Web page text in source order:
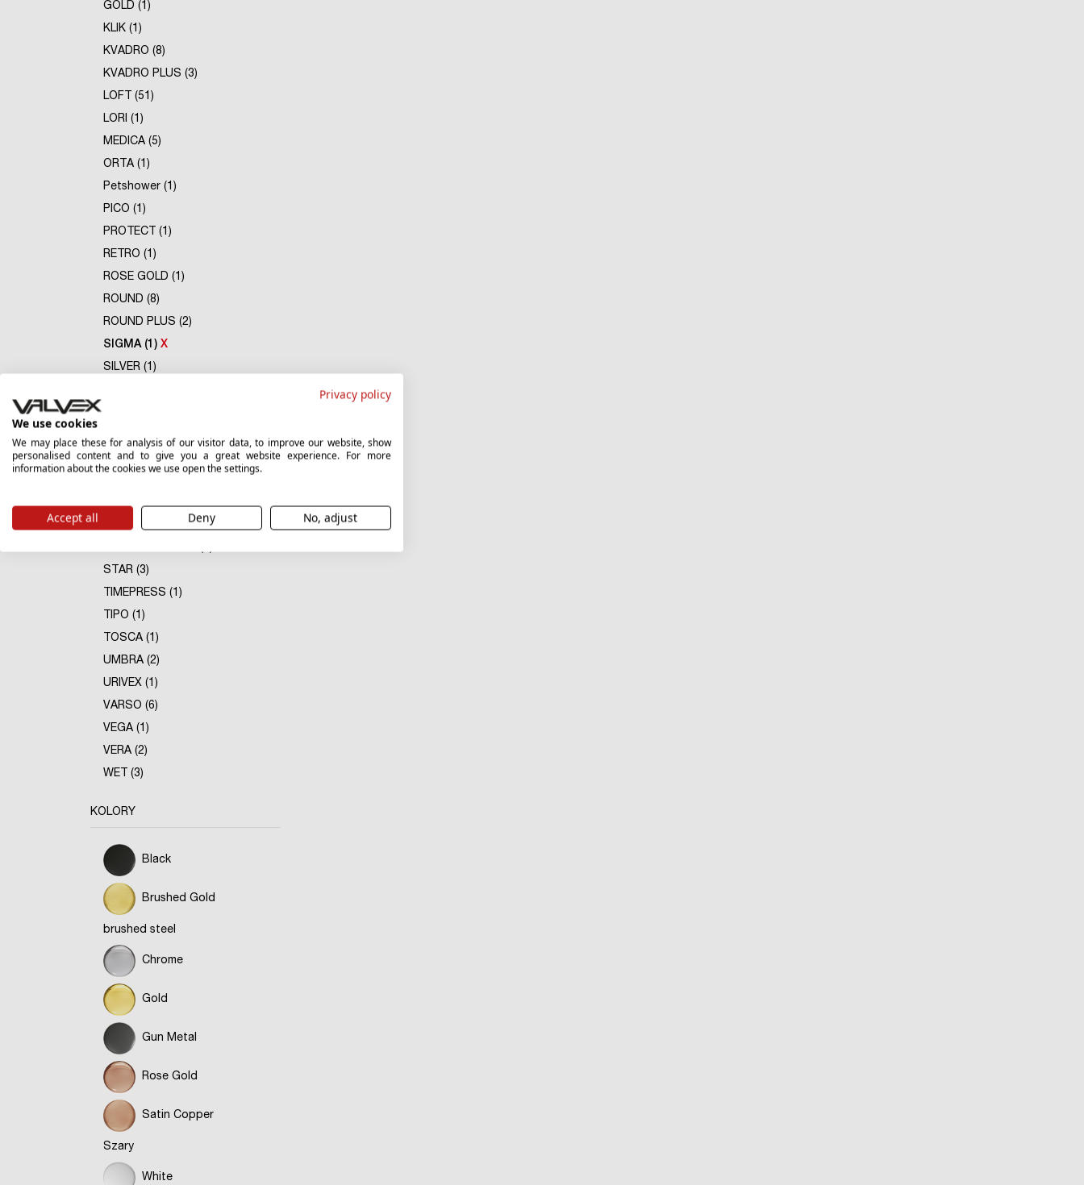
GOLD (1)
KLIK (1)
KVADRO (8)
KVADRO PLUS (3)
LOFT (51)
LORI (1)
MEDICA (5)
ORTA (1)
Petshower (1)
PICO (1)
PROTECT (1)
RETRO (1)
ROSE GOLD (1)
ROUND (8)
ROUND PLUS (2)
SIGMA (1) X
SILVER (1)
SOHO (22)
SOLO (1)
SOUL (1)
STANDARD (10)
STAR (3)
TIMEPRESS (1)
TIPO (1)
TOSCA (1)
UMBRA (2)
URIVEX (1)
VARSO (6)
VEGA (1)
VERA (2)
WET (3)
KOLORY
Black
Brushed Gold
brushed steel
Chrome
Gold
Gun Metal
Rose Gold
Satin Copper
Szary
White
Privacy policy
We use cookies
We may place these for analysis of our visitor data, to improve our website, show
personalised content and to give you a great website experience. For more
information about the cookies we use open the settings.
Accept all Deny No, adjust